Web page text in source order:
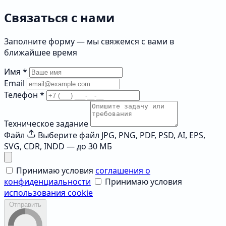
Связаться с нами
Заполните форму — мы свяжемся с вами в
ближайшее время
Имя *
Email
Телефон *
Техническое задание
Файл
Выберите файл JPG, PNG, PDF, PSD, AI, EPS,
SVG, CDR, INDD — до 30 МБ
Принимаю условия соглашения о
конфиденциальности
Принимаю условия
использования cookie
Отправить